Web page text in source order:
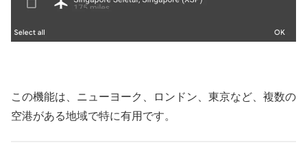
この機能は、ニューヨーク、ロンドン、東京など、複数の
空港がある地域で特に有用です。